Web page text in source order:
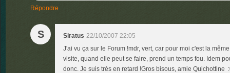
Répondre
S Siratus 22/10/2007 22:05
J'ai vu ça sur le Forum !mdr, vert, car pour moi c'est la
visite, quand elle peut se faire, prend un temps fou. Idem
donc. Je suis très en retard !Gros bisous, amie Quichottine